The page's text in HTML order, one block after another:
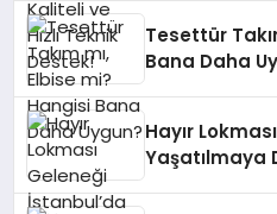
Tesettür
Bana Daha
Hayır
Yaşatılmaya